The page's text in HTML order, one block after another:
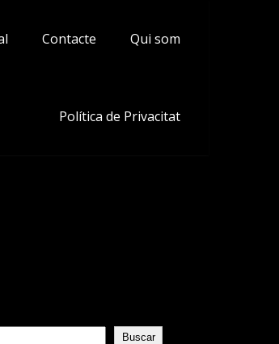
Contacte Qui som
Política de Privacitat
Buscar